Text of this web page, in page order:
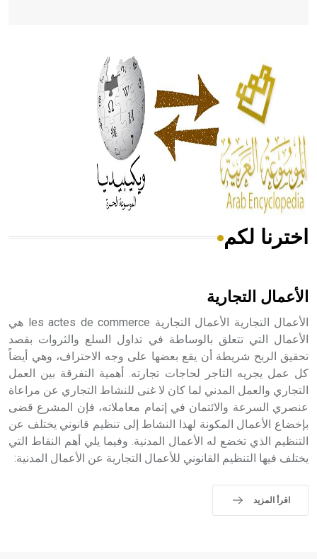
الحكم، الأدلة، تنظيم التغذية، ورسالته في جروح الرأس. ويعود
له الفضل بأنه حرر الطب من الدين والفلسفة.
- هل تعلم أن المرجان إفراز حيواني يتكون في البحر ويتركب
من مادة كربونات الكلسيوم، وهو أحمر أو شديد الحمرة وهو
أجود أنواعه، ويمتاز بكبر الحجم ويسمى الش
هل تعلم أن الأبسيد كلمة فرنسية اللفظ تم اعتمادها مصطلحاً
- هل تعلم أن أبجر Abgar اسم معروف جيداً يعود إلى عدد من
الملوك الذين حكموا مدينة إديسا (الرها) من أبجر الأول وحتى
التاسع، وهم ينتسبون إلى أسرة أوسروين
- هل تعلم أن الأبجدية الكنعانية تتألف من /22/ علامة كتابية
حيث تقتصر القيمة الصوتية للعلامة الك
اخترنا لكم
الأعمال التجارية
الأعمال التجارية الأعمال التجارية les actes de commerce هي
الأعمال التي تتعلق بالوساطة في تداول السلع والثروات بقصد
تحقيق الربح شريطة أن يقع بعضها على وجه الاحتراف، وهي أيضاً
كل عمل يجريه التاجر لحاجات تجارته. أهمية التفرقة بين العمل
التجاري والعمل المدني لما كان لا غنى للنشاط التجاري عن مراعاة
عنصري السرعة والائتمان في إتمام معاملاته، فإن المشرع قضى
بإخضاع الأعمال المكونة لهذا النشاط إلى تنظيم قانوني يختلف عن
التنظيم الذي تخضع له الأعمال المدنية. وفيما يلي أهم النقاط التي
يختلف فيها التنظيم القانوني للأعمال التجارية عن الأعمال المدنية:
اقرأ المزيد